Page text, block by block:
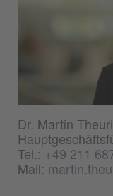
Dr. Martin
Tel.:+49 211
Mail: